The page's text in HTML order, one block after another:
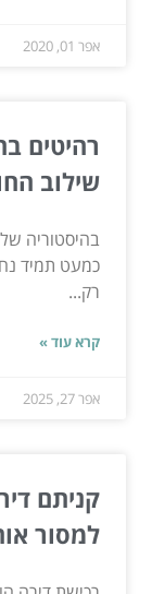
אפר 01, 2020
רהיטים
שילוב
בהיסטוריה
כמעט תמיד
רק...
קרא עוד »
אפר 27, 2025
קניתם
למסור